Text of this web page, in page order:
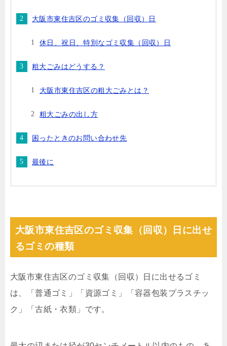
大阪市東住吉区のゴミ収集（回収）日
休日、祝日、特別なゴミ収集（回収）日
粗大ごみはどうする？
大阪市東住吉区の粗大ごみとは？
粗大ごみの出し方
困ったときのお問い合わせ先
最後に
大阪市東住吉区のゴミ収集（回収）日に出せ
るゴミの種類
大阪市東住吉区のゴミ収集（回収）日に出せるゴミ
は、「普通ゴミ」「資源ゴミ」「容器包装プラスチッ
ク」「古紙・衣類」です。